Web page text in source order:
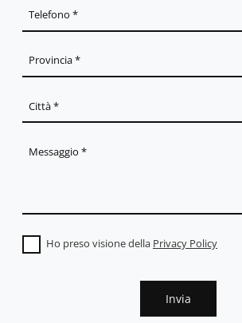
Ho preso visione della Privacy Policy
Invia